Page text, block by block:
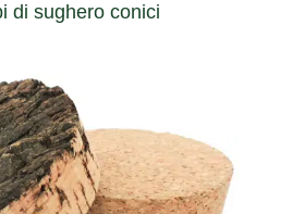
di sughero conici
di recipienti come vasi e barattoli.